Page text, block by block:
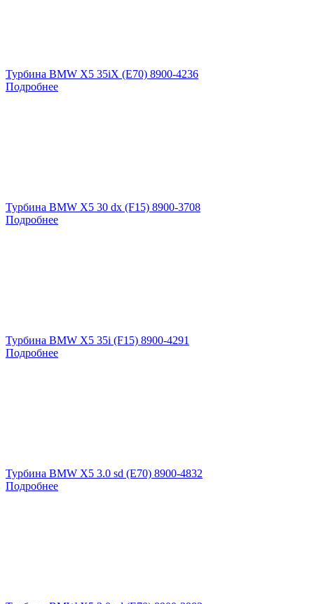
Турбина BMW X5 35iX (E70) 8900-4236
Подробнее
Турбина BMW X5 30 dx (F15) 8900-3708
Подробнее
Турбина BMW X5 35i (F15) 8900-4291
Подробнее
Турбина BMW X5 3.0 sd (E70) 8900-4832
Подробнее